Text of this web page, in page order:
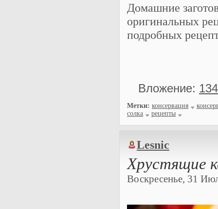
Домашние
оригинальных
подробных
Вложение:
Метки: консервация
солка
рецепты
Lesnic
Хрустящие
Воскресенье, 31